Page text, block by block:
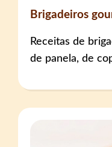
Brigadeiros
Receitas de
de panela, de